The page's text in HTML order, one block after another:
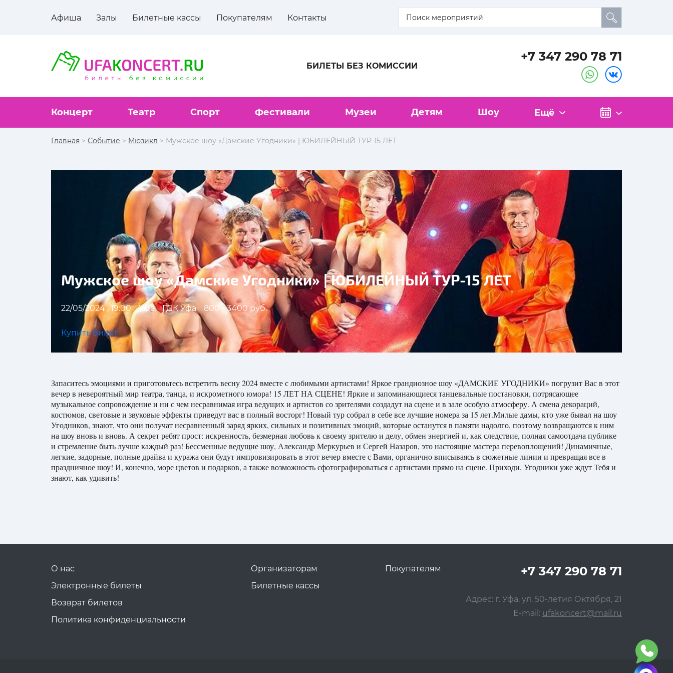
Афиша Залы Билетные кассы Покупателям Контакты
БИЛЕТЫ БЕЗ КОМИССИИ
+7 347 290 78 71
Концерт Театр Спорт Фестивали Музеи Детям Шоу Ещё
Главная > Событие > Мюзикл > Мужское шоу «Дамские Угодники» | ЮБИЛЕЙНЫЙ ТУР-15 ЛЕТ
Мужское шоу «Дамские Угодники» | ЮБИЛЕЙНЫЙ ТУР-15 ЛЕТ
22/05/2024 , 19:00 Уфа ГДК Уфа 800 - 3400 руб.
Купить билет
Запаситесь эмоциями и приготовьтесь встретить весну 2024 вместе с любимыми артистами! Яркое грандиозное шоу «ДАМСКИЕ УГОДНИКИ» погрузит Вас в этот
вечер в невероятный мир театра, танца, и искрометного юмора! 15 ЛЕТ НА СЦЕНЕ! Яркие и запоминающиеся танцевальные постановки, потрясающее
музыкальное сопровождение и ни с чем несравнимая игра ведущих и артистов со зрителями создадут на сцене и в зале особую атмосферу. А смена декораций,
костюмов, световые и звуковые эффекты приведут вас в полный восторг! Новый тур собрал в себе все лучшие номера за 15 лет.Милые дамы, кто уже бывал на шоу
Угодников, знают, что они получат несравненный заряд ярких, сильных и позитивных эмоций, которые останутся в памяти надолго, поэтому возвращаются к ним
на шоу вновь и вновь. А секрет ребят прост: искренность, безмерная любовь к своему зрителю и делу, обмен энергией и, как следствие, полная самоотдача публике
и стремление быть лучше каждый раз! Бессменные ведущие шоу, Александр Меркурьев и Сергей Назаров, это настоящие мастера перевоплощений! Динамичные,
легкие, задорные, полные драйва и куража они будут импровизировать в этот вечер вместе с Вами, органично вписываясь в сюжетные линии и превращая все в
праздничное шоу! И, конечно, море цветов и подарков, а также возможность сфотографироваться с артистами прямо на сцене. Приходи, Угодники уже ждут Тебя и
знают, как удивить!
О нас
Электронные билеты
Возврат билетов
Политика конфиденциальности
Организаторам
Билетные кассы
Покупателям +7 347 290 78 71
Адрес: г. Уфа, ул. 50-летия Октября, 21
E-mail: ufakoncert@mail.ru